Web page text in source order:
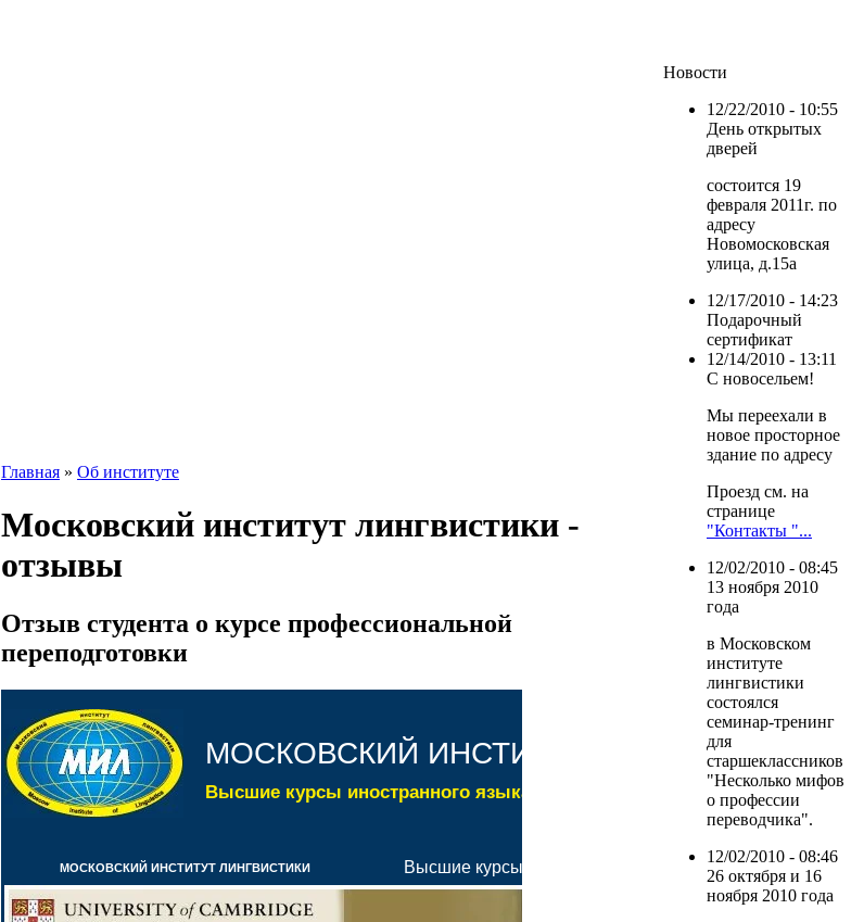
Главная » Об институте
Московский институт лингвистики -
отзывы
Отзыв студента о курсе профессиональной
переподготовки
Новости
12/22/2010 - 10:55
День открытых
дверей
состоится 19
февраля 2011г. по
адресу
Новомосковская
улица, д.15а
12/17/2010 - 14:23
Подарочный
сертификат
12/14/2010 - 13:11
С новосельем!
Мы переехали в
новое просторное
здание по адресу
Проезд см. на
странице
"Контакты "...
12/02/2010 - 08:45
13 ноября 2010
года
в Московском
институте
лингвистики
состоялся
семинар-тренинг
для
старшеклассников
"Несколько мифов
о профессии
переводчика".
12/02/2010 - 08:46
26 октября и 16
ноября 2010 года